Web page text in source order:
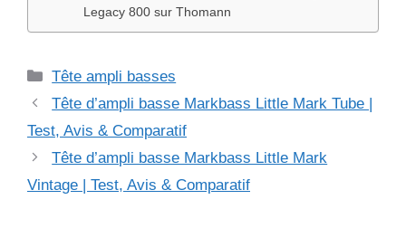
Legacy 800 sur Thomann
Catégories
Tête ampli basses
Tête d’ampli basse Markbass Little Mark Tube |
Test, Avis & Comparatif
Tête d’ampli basse Markbass Little Mark
Vintage | Test, Avis & Comparatif